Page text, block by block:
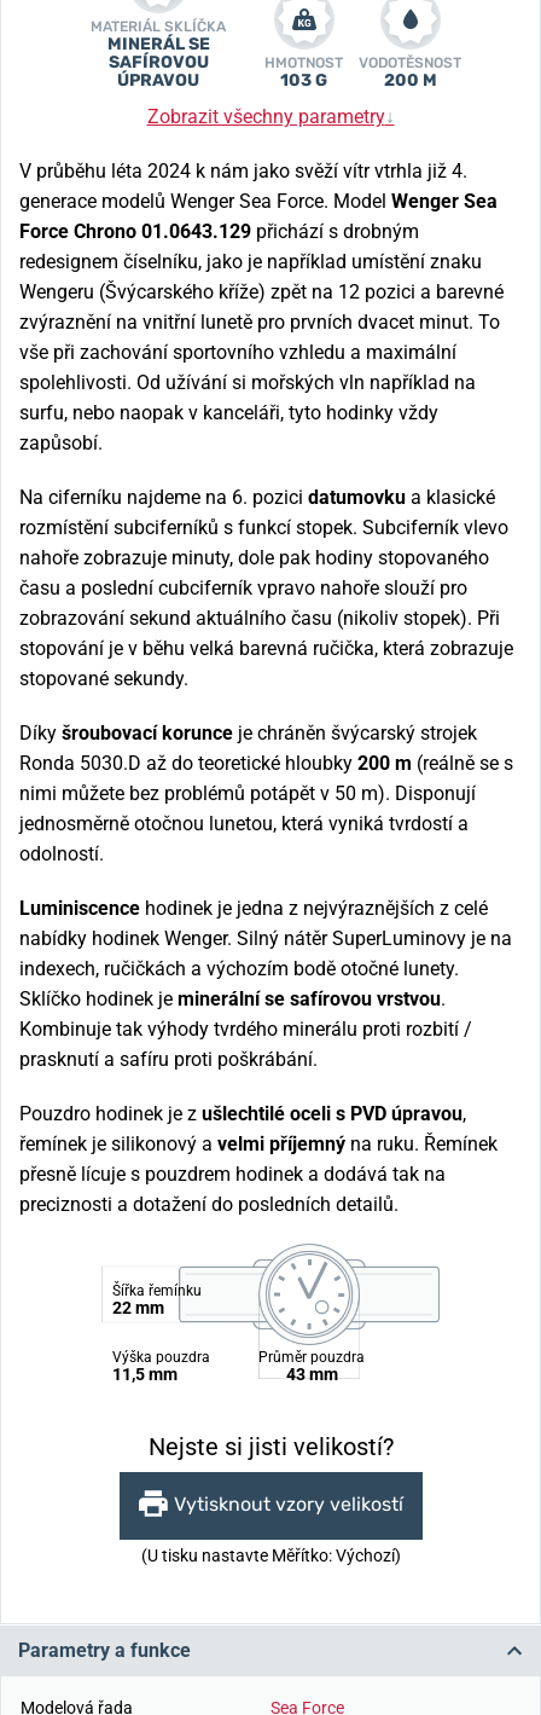
MATERIÁL SKLÍČKA
MINERÁL SE
SAFÍROVOU
ÚPRAVOU
HMOTNOST
103 G
VODOTĚSNOST
200 M
Zobrazit všechny parametry↓
V průběhu léta 2024 k nám jako svěží vítr vtrhla již 4.
generace modelů Wenger Sea Force. Model Wenger Sea
Force Chrono 01.0643.129 přichází s drobným
redesignem číselníku, jako je například umístění znaku
Wengeru (Švýcarského kříže) zpět na 12 pozici a barevné
zvýraznění na vnitřní lunetě pro prvních dvacet minut. To
vše při zachování sportovního vzhledu a maximální
spolehlivosti. Od užívání si mořských vln například na
surfu, nebo naopak v kanceláři, tyto hodinky vždy
zapůsobí.
Na ciferníku najdeme na 6. pozici datumovku a klasické
rozmístění subciferníků s funkcí stopek. Subciferník vlevo
nahoře zobrazuje minuty, dole pak hodiny stopovaného
času a poslední cubciferník vpravo nahoře slouží pro
zobrazování sekund aktuálního času (nikoliv stopek). Při
stopování je v běhu velká barevná ručička, která zobrazuje
stopované sekundy.
Díky šroubovací korunce je chráněn švýcarský strojek
Ronda 5030.D až do teoretické hloubky 200 m (reálně se s
nimi můžete bez problémů potápět v 50 m). Disponují
jednosměrně otočnou lunetou, která vyniká tvrdostí a
odolností.
Luminiscence hodinek je jedna z nejvýraznějších z celé
nabídky hodinek Wenger. Silný nátěr SuperLuminovy je na
indexech, ručičkách a výchozím bodě otočné lunety.
Sklíčko hodinek je minerální se safírovou vrstvou.
Kombinuje tak výhody tvrdého minerálu proti rozbití /
prasknutí a safíru proti poškrábání.
Pouzdro hodinek je z ušlechtilé oceli s PVD úpravou,
řemínek je silikonový a velmi příjemný na ruku. Řemínek
přesně lícuje s pouzdrem hodinek a dodává tak na
preciznosti a dotažení do posledních detailů.
Šířka řemínku
22 mm
Výška pouzdra
11,5 mm
Průměr pouzdra
43 mm
Nejste si jisti velikostí?
Vytisknout vzory velikostí
(U tisku nastavte Měřítko: Výchozí)
Parametry a funkce
Modelová řada Sea Force